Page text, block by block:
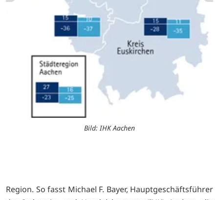
Bild: IHK Aachen
Region. So fasst Michael F. Bayer, Hauptgeschäftsführer